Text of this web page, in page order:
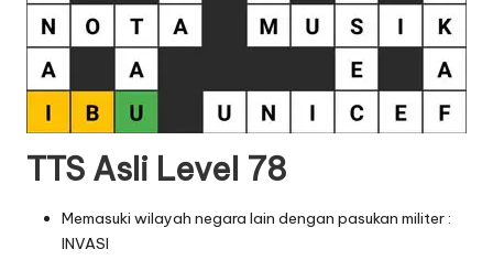
TTS Asli Level 78
Memasuki wilayah negara lain dengan pasukan militer :
INVASI